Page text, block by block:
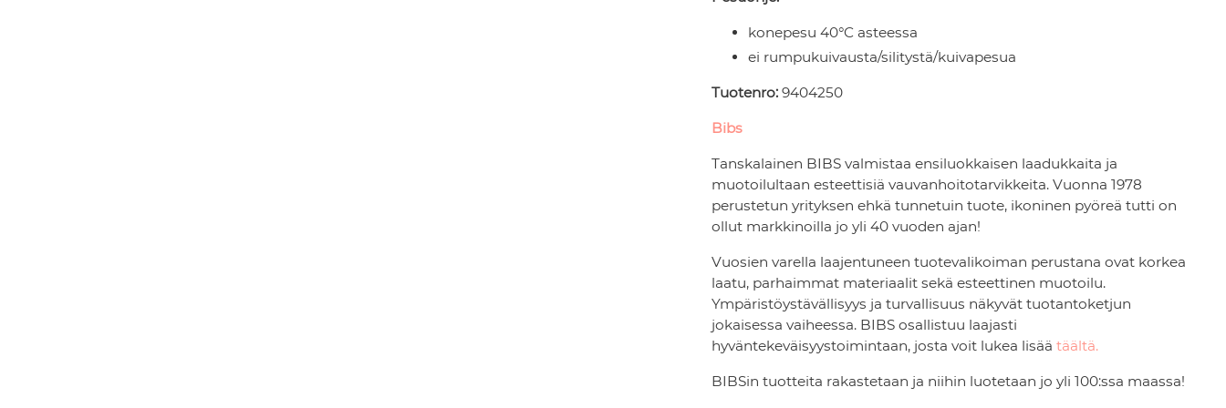
konepesu 40°C asteessa
ei rumpukuivausta/silitystä/kuivapesua
Tuotenro:9404250
Bibs
Tanskalainen BIBS valmistaa ensiluokkaisen laadukkaita ja
muotoilultaan esteettisiä vauvanhoitotarvikkeita. Vuonna 1978
perustetun yrityksen ehkä tunnetuin tuote, ikoninen pyöreä tutti on
ollut markkinoilla jo yli 40 vuoden ajan!
Vuosien varella laajentuneen tuotevalikoiman perustana ovat korkea
laatu, parhaimmat materiaalit sekä esteettinen muotoilu.
Ympäristöystävällisyys ja turvallisuus näkyvät tuotantoketjun
jokaisessa vaiheessa. BIBS osallistuu laajasti
hyväntekeväisyystoimintaan, josta voit lukea lisäätäältä.
BIBSin tuotteita rakastetaan ja niihin luotetaan jo yli 100:ssa maassa!